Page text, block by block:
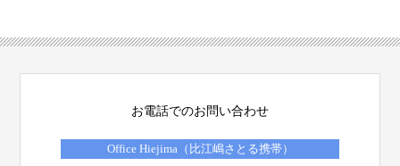
お電話でのお問い合わせ
Office Hiejima（比江嶋さとる携帯）